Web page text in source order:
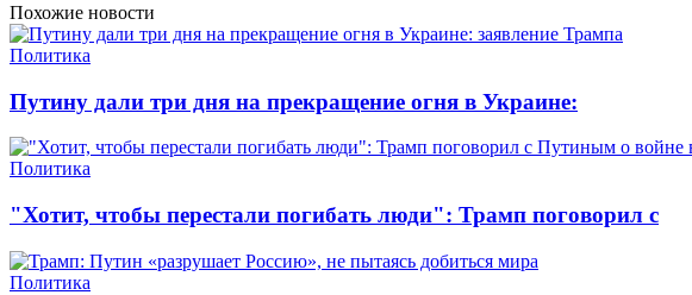
Похожие новости
Политика
Путину дали три дня на прекращение огня в Украине:
Политика
"Хотит, чтобы перестали погибать люди": Трамп поговорил с
Политика